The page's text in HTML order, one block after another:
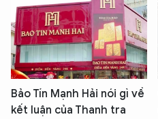
Bảo Tín Mạnh Hải nói gì về
kết luận của Thanh tra